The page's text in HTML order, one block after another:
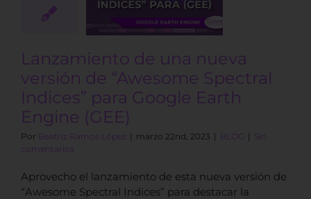
Indices”
Lanzamiento de una nueva
versión de “Awesome Spectral
Indices” para Google Earth
Engine (GEE)
Por Beatriz Ramos López | marzo 22nd, 2023 | BLOG | Sin
comentarios
Aprovecho el lanzamiento de esta nueva versión de
“Awesome Spectral Indices” para destacar la